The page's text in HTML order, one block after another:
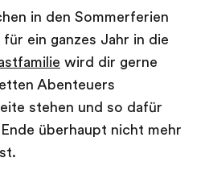
in den Sommerferien
ein ganzes Jahr in die
wird dir gerne
Abenteuers
stehen und so dafür
überhaupt nicht mehr